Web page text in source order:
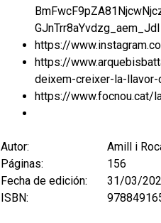
https://
https://
deixem-creixer-la-
https://www.focnou.cat/
Autor:
Amill i
Páginas:
156
Fecha de edición:
31/03/
ISBN: